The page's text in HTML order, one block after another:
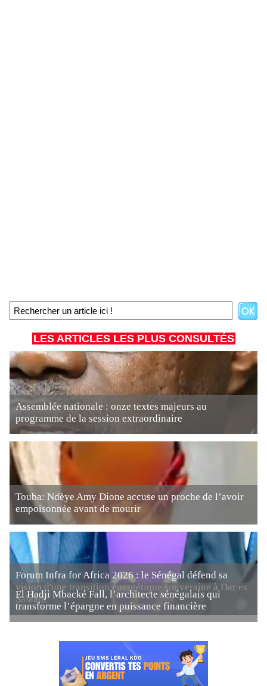
LES ARTICLES LES PLUS CONSULTÉS
Assemblée nationale : onze textes majeurs au
programme de la session extraordinaire
Touba: Ndèye Amy Dione accuse un proche de l’avoir
empoisonnée avant de mourir
Forum Infra for Africa 2026 : le Sénégal défend sa
vision d'une transition énergétique souveraine à Dar es
Salaam
El Hadji Mbacké Fall, l’architecte sénégalais qui
transforme l’épargne en puissance financière